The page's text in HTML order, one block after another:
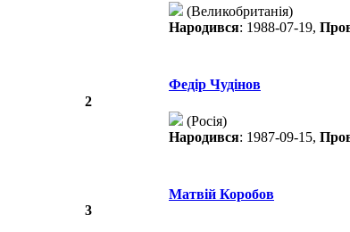
(Великобританія)
Народився: 1988-07-19,
2
Федір Чудінов
(Росія)
Народився: 1987-09-15,
3
Матвій Коробов